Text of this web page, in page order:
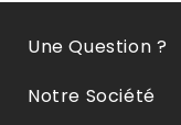
Une Question ?
Notre Société